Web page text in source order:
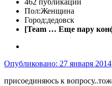
Пол:Женщина
Город:дедовск
[Team … Еще пару
Опубликовано: 27 января 2014
присоединяюсь к